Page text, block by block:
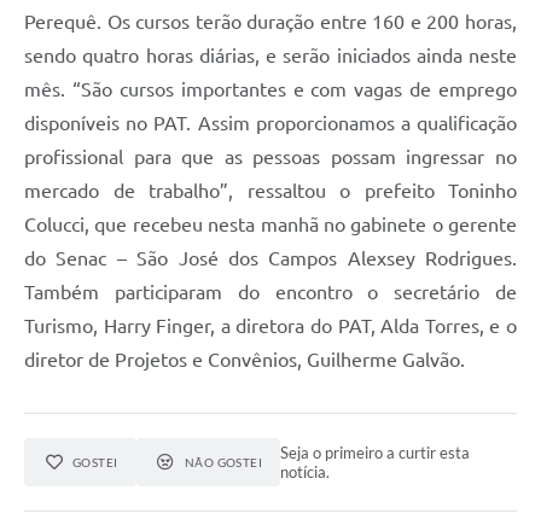
Perequê. Os cursos terão duração entre 160 e 200 horas,
sendo quatro horas diárias, e serão iniciados ainda neste
mês. “São cursos importantes e com vagas de emprego
disponíveis no PAT. Assim proporcionamos a qualificação
profissional para que as pessoas possam ingressar no
mercado de trabalho”, ressaltou o prefeito Toninho
Colucci, que recebeu nesta manhã no gabinete o gerente
do Senac – São José dos Campos Alexsey Rodrigues.
Também participaram do encontro o secretário de
Turismo, Harry Finger, a diretora do PAT, Alda Torres, e o
diretor de Projetos e Convênios, Guilherme Galvão.
GOSTEI NÃO GOSTEI
Seja o primeiro a curtir esta
notícia.